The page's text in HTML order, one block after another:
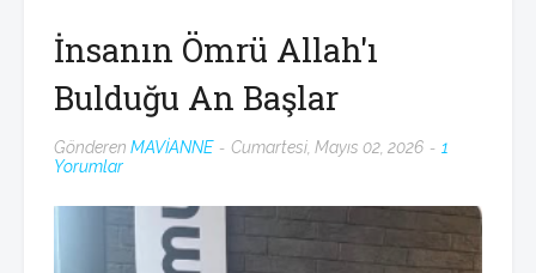
İnsanın Ömrü Allah'ı
Bulduğu An Başlar
Gönderen MAVİANNE Cumartesi, Mayıs 02, 2026
1
Yorumlar